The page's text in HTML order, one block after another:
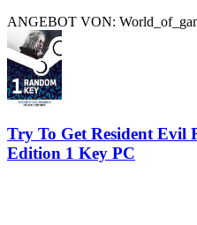
ANGEBOT VON:
Try To Get Resident Evil
Edition 1 Key PC